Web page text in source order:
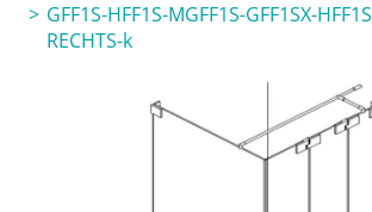
GFF1S-HFF1S-MGFF1S-GFF1SX-
RECHTS-k